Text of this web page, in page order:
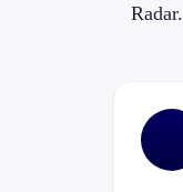
Radar.